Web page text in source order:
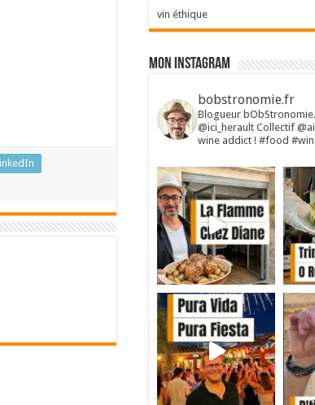
vin éthique
Mon Instagram
bobstronomie.fr
Blogueur
@ici_herault Collectif
wine addict ! #food